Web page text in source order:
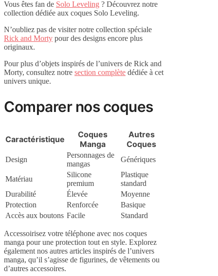
Vous êtes fan de Solo Leveling ? Découvrez notre
collection dédiée aux coques Solo Leveling.
N’oubliez pas de visiter notre collection spéciale
Rick and Morty pour des designs encore plus
originaux.
Pour plus d’objets inspirés de l’univers de Rick and
Morty, consultez notre section complète dédiée à cet
univers unique.
Comparer nos coques
Caractéristique
Coques
Manga
Autres
Coques
Design
Personnages de
mangas
Génériques
Matériau
Silicone
premium
Plastique
standard
Durabilité
Élevée
Moyenne
Protection
Renforcée
Basique
Accès aux boutons Facile Standard
Accessoirisez votre téléphone avec nos coques
manga pour une protection tout en style. Explorez
également nos autres articles inspirés de l’univers
manga, qu’il s’agisse de figurines, de vêtements ou
d’autres accessoires.